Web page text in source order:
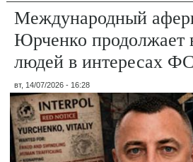
Международный
Юрченко продолжает
людей в интересах
вт, 14/07/2026 - 16:28